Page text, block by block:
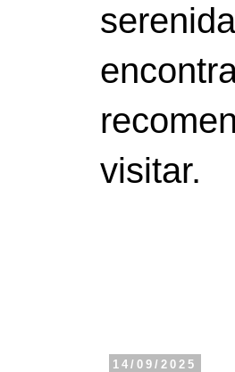
visitar.
14/09/2025